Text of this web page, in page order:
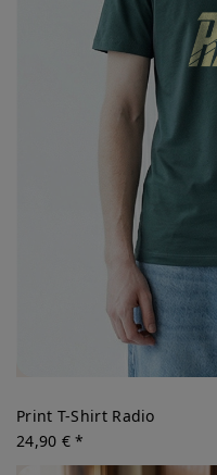
Print T-Shirt Radio
24,90 € *